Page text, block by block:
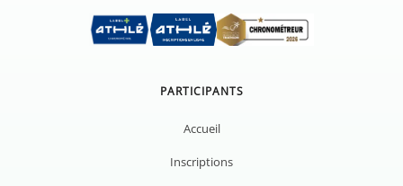
PARTICIPANTS
Accueil
Inscriptions